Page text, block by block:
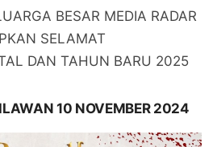
BESAR MEDIA RADAR
SELAMAT
DAN TAHUN BARU 2025
10 NOVEMBER 2024